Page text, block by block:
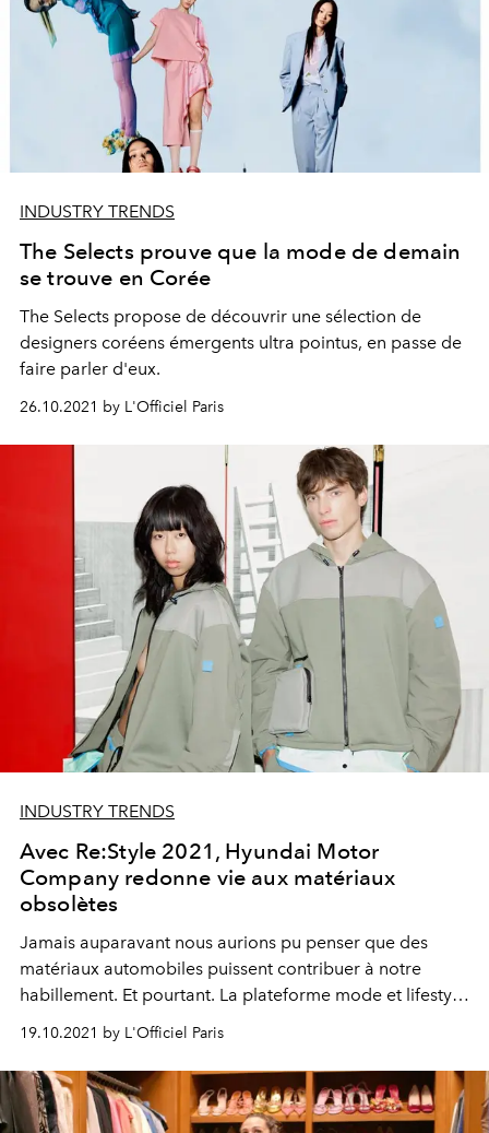
INDUSTRY TRENDS
The Selects prouve que la mode de demain
se trouve en Corée
The Selects propose de découvrir une sélection de
designers coréens émergents ultra pointus, en passe de
faire parler d'eux.
26.10.2021 by L'Officiel Paris
INDUSTRY TRENDS
Avec Re:Style 2021, Hyundai Motor
Company redonne vie aux matériaux
obsolètes
Jamais auparavant nous aurions pu penser que des
matériaux automobiles puissent contribuer à notre
habillement. Et pourtant. La plateforme mode et lifestyle
Motor Company, à travers des collections de prêt-à-
porter imaginées à partir d'anciennes voitures.
19.10.2021 by L'Officiel Paris